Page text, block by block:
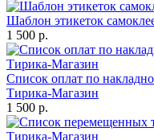
Шаблон этикеток
1 500 р.
Список оплат по
Тирика-Магазин
1 500 р.